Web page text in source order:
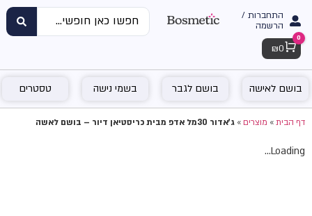
התחברות /
הרשמה
Cart
0
₪ 0
בושם לאישה בושם לגבר בשמי נישה טסטרים
דף הבית»מוצרים»ג'אדור 30מל אדפ מבית כריסטיאן דיור – בושם לאשה
Loading...